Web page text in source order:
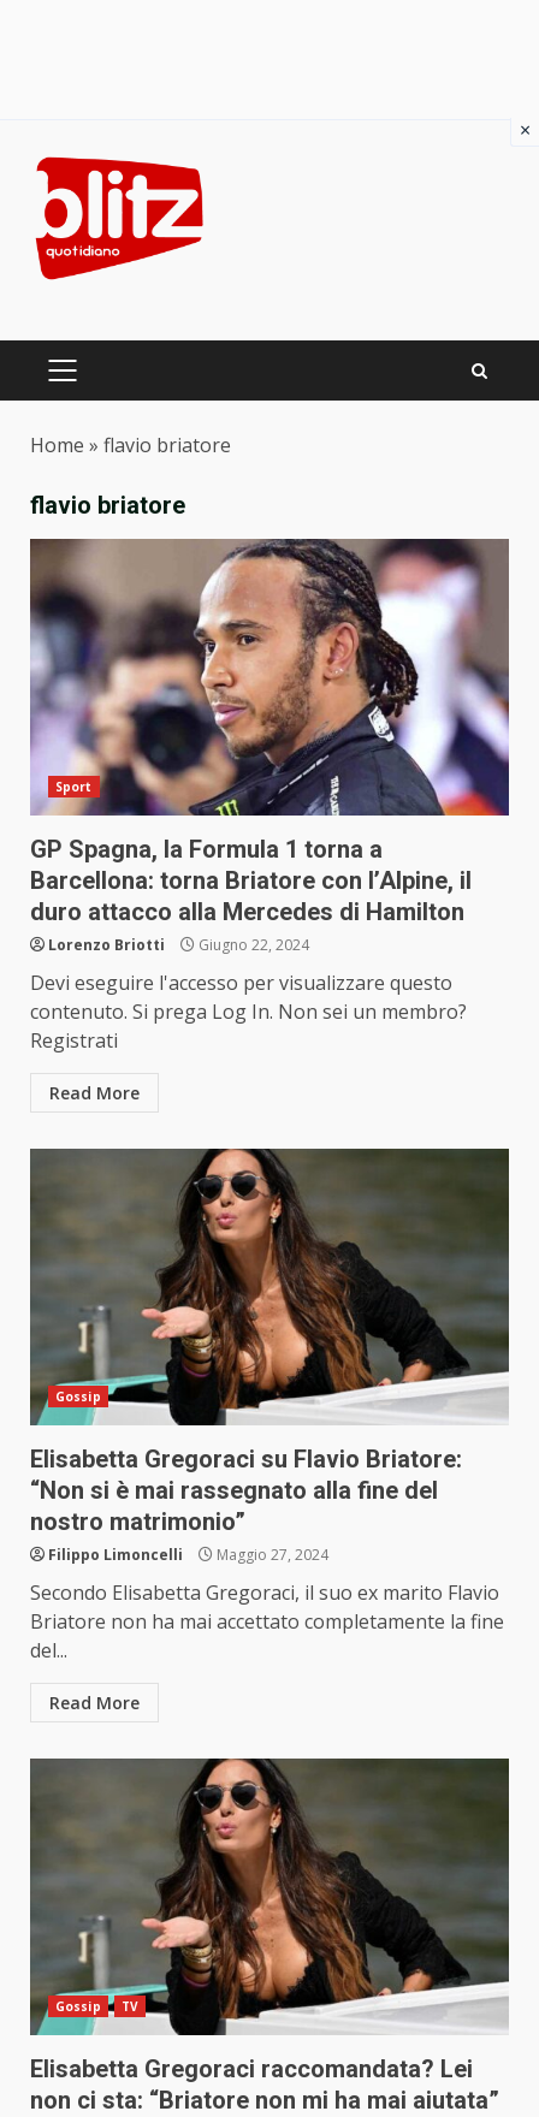
content
PRIMARY
Home » flavio briatore
flavio briatore
Sport
GP Spagna, la Formula 1 torna a
Barcellona: torna Briatore con l’Alpine, il
duro attacco alla Mercedes di Hamilton
Lorenzo Briotti Giugno 22, 2024
Devi eseguire l'accesso per visualizzare questo
contenuto. Si prega Log In. Non sei un membro?
Registrati
Read More
Gossip
Elisabetta Gregoraci su Flavio Briatore:
“Non si è mai rassegnato alla fine del
nostro matrimonio”
Filippo Limoncelli Maggio 27, 2024
Secondo Elisabetta Gregoraci, il suo ex marito Flavio
Briatore non ha mai accettato completamente la fine
del...
Read More
Gossip TV
Elisabetta Gregoraci raccomandata? Lei
non ci sta: “Briatore non mi ha mai aiutata”
×